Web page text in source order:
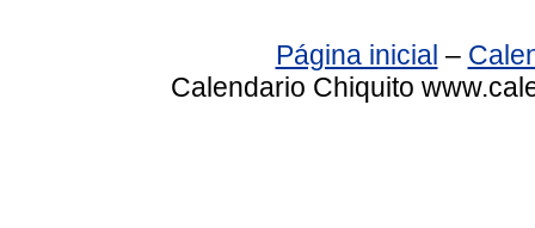
Página inicial –
Calendario Chiquito